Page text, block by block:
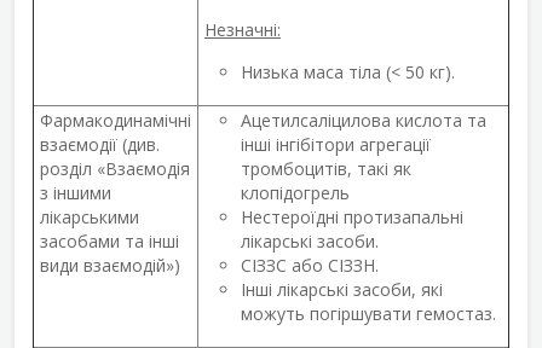
Незначні:
Низька маса тіла (< 50 кг).
Фармакодинамічні
взаємодії (див.
розділ «Взаємодія
з іншими
лікарськими
засобами та інші
види взаємодій»)
Ацетилсаліцилова кислота та
інші інгібітори агрегації
тромбоцитів, такі як
клопідогрель
Нестероїдні протизапальні
лікарські засоби.
СІЗЗС або СІЗЗН.
Інші лікарські засоби, які
можуть погіршувати гемостаз.